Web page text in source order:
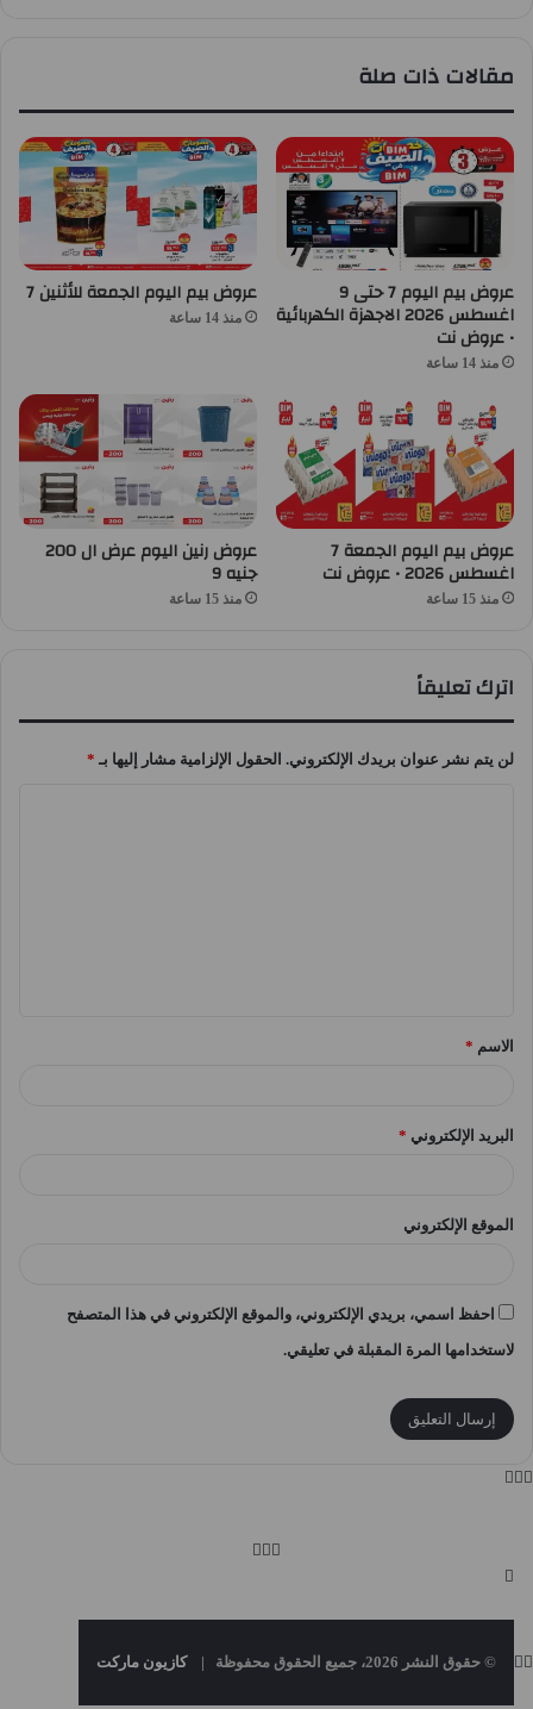
مقالات ذات صلة
عروض بيم اليوم 7 حتى 9
اغسطس 2026 الاجهزة الكهربائية
• عروض نت
منذ 14 ساعة
عروض بيم اليوم الجمعة للأثنين 7
منذ 14 ساعة
عروض بيم اليوم الجمعة 7
اغسطس 2026 • عروض نت
منذ 15 ساعة
عروض رنين اليوم عرض ال 200
جنيه 9
منذ 15 ساعة
اترك تعليقاً
لن يتم نشر عنوان بريدك الإلكتروني. الحقول الإلزامية مشار إليها بـ *
*الاسم *
البريد الإلكتروني *
الموقع الإلكتروني
احفظ اسمي، بريدي الإلكتروني، والموقع الإلكتروني في هذا المتصفح
لاستخدامها المرة المقبلة في تعليقي.
© حقوق النشر 2026، جميع الحقوق محفوظة | كازيون ماركت